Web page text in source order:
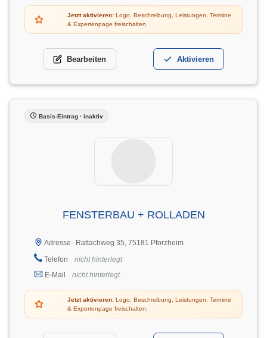
Jetzt aktivieren: Logo, Beschreibung, Leistungen, Termine
& Expertenpage freischalten.
Bearbeiten Aktivieren
Basis-Eintrag · inaktiv
FENSTERBAU + ROLLADEN
Adresse
Rattachweg 35, 75181 Pforzheim
Telefon
nicht hinterlegt
E-Mail
nicht hinterlegt
Jetzt aktivieren: Logo, Beschreibung, Leistungen, Termine
& Expertenpage freischalten.